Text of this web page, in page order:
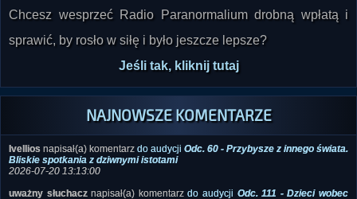
Chcesz wesprzeć Radio Paranormalium drobną wpłatą i
sprawić, by rosło w siłę i było jeszcze lepsze?
Jeśli tak, kliknij tutaj
NAJNOWSZE KOMENTARZE
Ivellios napisał(a) komentarz do audycji Odc. 60 - Przybysze z innego świata.
Bliskie spotkania z dziwnymi istotami
2026-07-20 13:13:00
uważny słuchacznapisał(a) komentarzdo audycji Odc. 111 - Dzieci wobec